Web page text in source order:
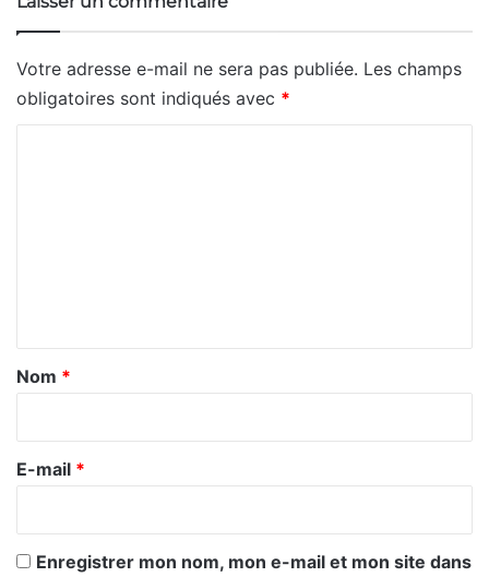
Votre adresse e-mail ne sera pas publiée. Les champs
obligatoires sont indiqués avec *
a
r
e
Nom *
E-mail *
Enregistrer mon nom, mon e-mail et mon site dans